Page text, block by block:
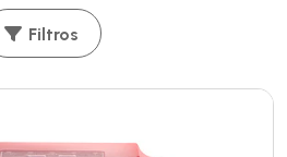
Filtros